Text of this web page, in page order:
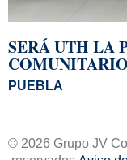
SERÁ UTH LA
COMUNITARIO
PUEBLA
© 2026 Grupo JV